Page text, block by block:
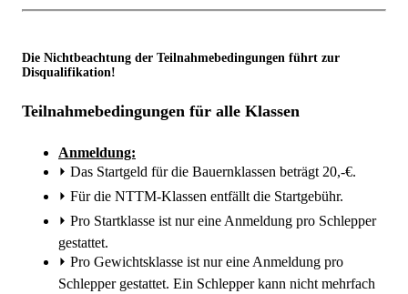
Die Nichtbeachtung der Teilnahmebedingungen führt zur
Disqualifikation!
Teilnahmebedingungen für alle Klassen
Anmeldung:
⏵ Das Startgeld für die Bauernklassen beträgt 20,-€.
⏵ Für die NTTM-Klassen entfällt die Startgebühr.
⏵ Pro Startklasse ist nur eine Anmeldung pro Schlepper
gestattet.
⏵ Pro Gewichtsklasse ist nur eine Anmeldung pro
Schlepper gestattet. Ein Schlepper kann nicht mehrfach